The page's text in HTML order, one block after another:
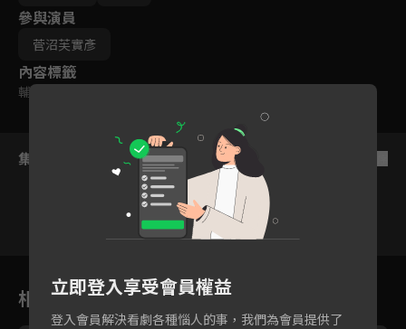
對戰。
參與演員
菅沼芙實彥
內容標籤
輔導十五歲級
集數列表
相關花絮
立即登入享受會員權益
登入會員解決看劇各種惱人的事，我們為會員提供了